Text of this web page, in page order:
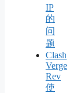
IP
的
问
题
Clash
Verge
Rev
使